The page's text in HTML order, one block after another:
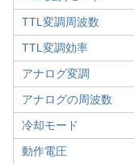
TTL変調周波数
TTL変調効率
アナログ変調
アナログの周波数
冷却モード
動作電圧